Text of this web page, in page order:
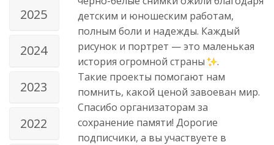
2025
2024
2023
2022
детским и юношеским работам,
полным боли и надежды. Каждый
рисунок и портрет — это маленькая
история огромной страны
.
Такие проекты помогают нам
помнить, какой ценой завоеван мир.
Спасибо организаторам за
сохранение памяти! Дорогие
подписчики, а вы участвуете в